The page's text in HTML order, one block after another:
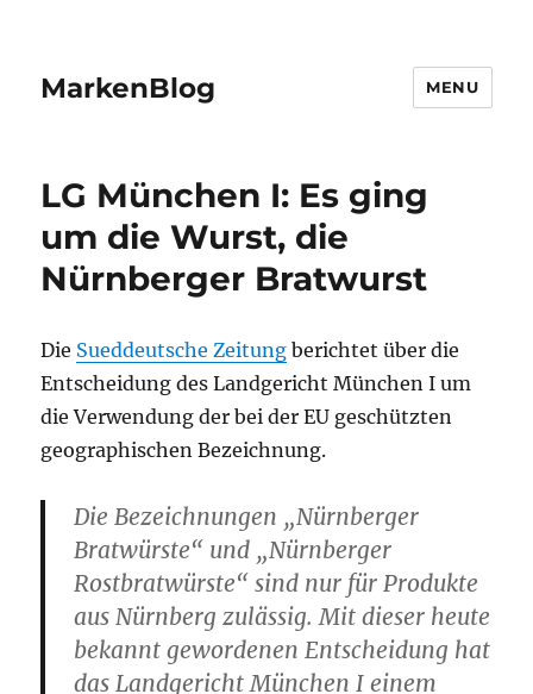
MarkenBlog MENU
LG München I: Es ging
um die Wurst, die
Nürnberger Bratwurst
Die Sueddeutsche Zeitung berichtet über die
Entscheidung des Landgericht München I um
die Verwendung der bei der EU geschützten
geographischen Bezeichnung.
Die Bezeichnungen „Nürnberger
Bratwürste“ und „Nürnberger
Rostbratwürste“ sind nur für Produkte
aus Nürnberg zulässig. Mit dieser heute
bekannt gewordenen Entscheidung hat
das Landgericht München I einem